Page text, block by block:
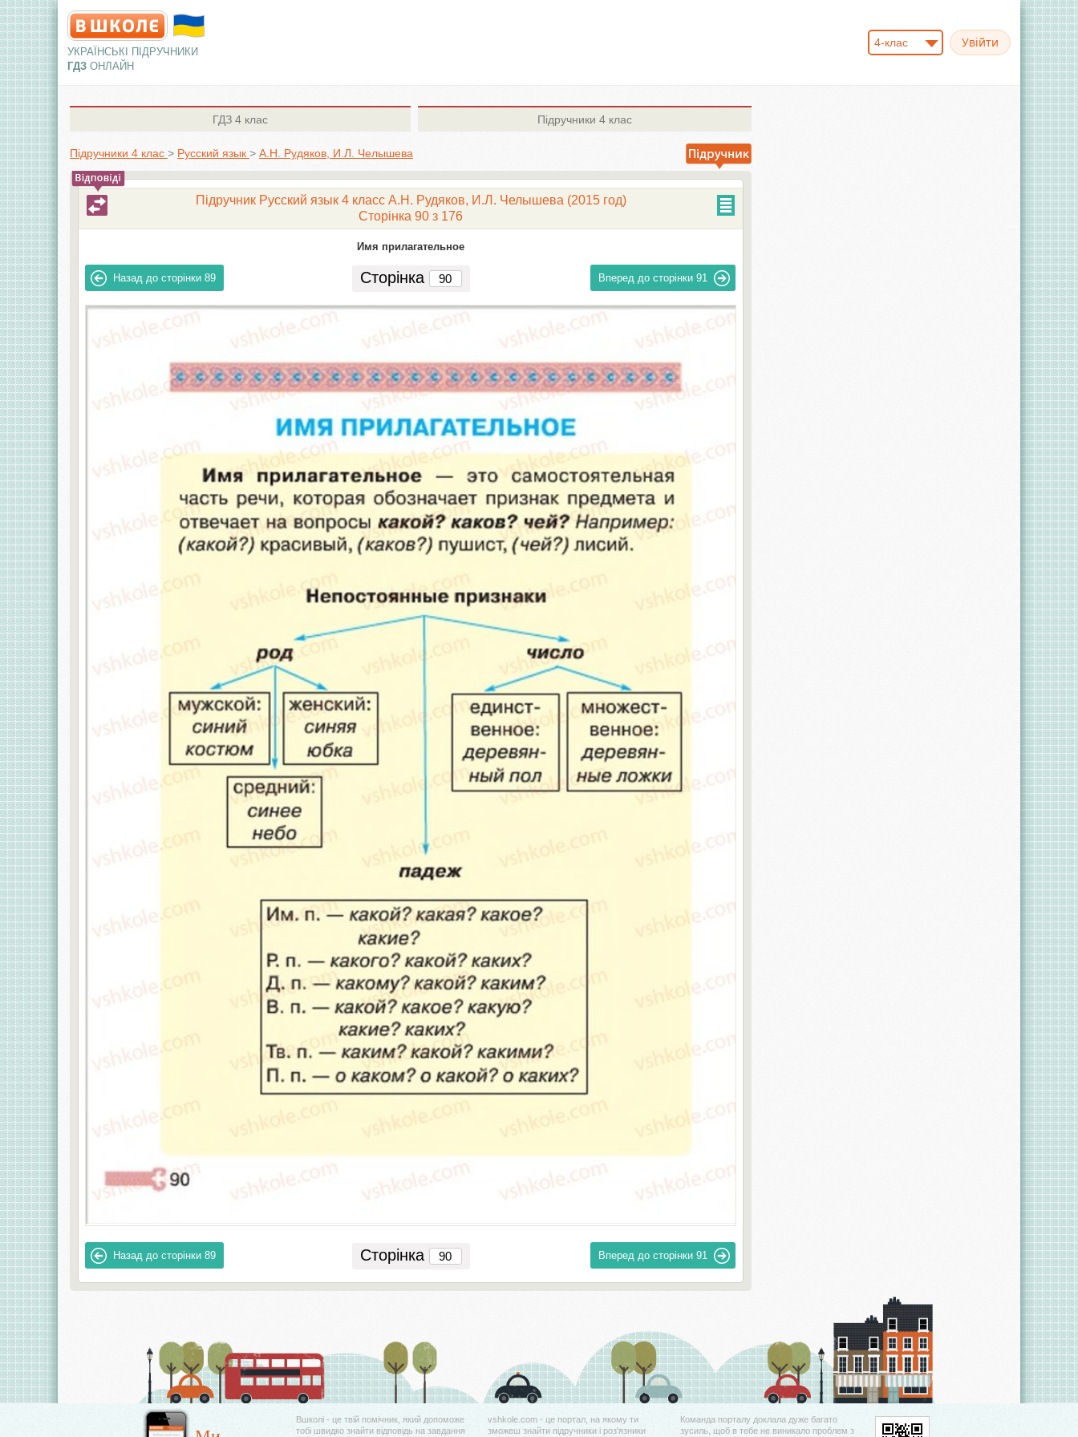
УКРАЇНСЬКІ ПІДРУЧНИКИ
ГДЗ ОНЛАЙН
4-клас
ГДЗ 4 клас Підручники 4 клас
Підручники 4 клас > Русский язык > А.Н. Рудяков, И.Л. Челышева
Підручник Русский язык 4 класс А.Н. Рудяков, И.Л. Челышева (2015 год)
Сторінка 90 з 176
Имя прилагательное
Назад до сторінки 89 Сторінка Вперед до сторінки 91
Назад до сторінки 89 Сторінка Вперед до сторінки 91
Вшколі - це твій помічник, який допоможе
тобі швидко знайти відповідь на завдання
vshkole.com - це портал, на якому ти
зможеш знайти підручники і роз'язники
Команда порталу доклала дуже багато
зусиль, щоб в тебе не виникало проблем з